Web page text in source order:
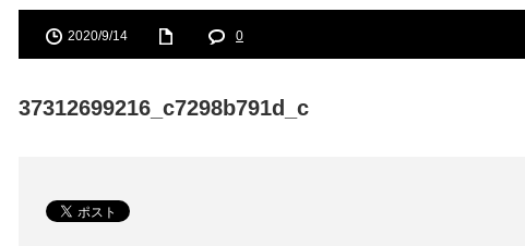
2020/9/14 0
37312699216_c7298b791d_c